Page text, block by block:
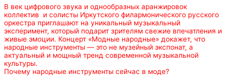
В век цифрового звука и однообразных аранжировок
коллектив и солисты Иркутского филармонического русского
оркестра приглашают на уникальный музыкальный
эксперимент, который подарит зрителям свежие впечатления и
живые эмоции. Концерт «Модные народные» докажет, что
народные инструменты — это не музейный экспонат, а
актуальный и мощный тренд современной музыкальной
культуры.
Почему народные инструменты сейчас в моде?